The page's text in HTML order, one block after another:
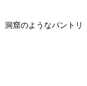
洞窟のようなパントリ